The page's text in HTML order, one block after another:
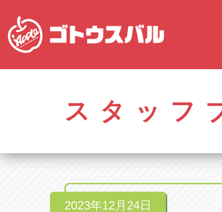
アップル
0561-84-
愛知県春日井市柏井町4-43-1
アップル春日井中央店
愛知県瀬戸市美濃池町29-1
スタッフ
2023年12月24日